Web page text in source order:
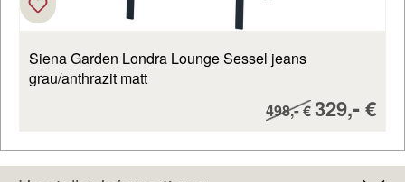
Siena Garden Londra Lounge Sessel jeans
grau/anthrazit matt
Regulärer Preis:
498,-€329,-€